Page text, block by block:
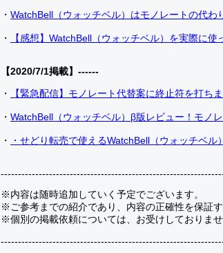
・ WatchBell（ウォッチベル）はモノレートの代
・ 【感想】WatchBell（ウォッチベル）を実際に
【2020/7/1掲載】------
・
【緊急配信】モノレート代替案に終止符を打ち
・ WatchBell（ウォッチベル）β版レビュー！モノ
・ ・せどり転売で使えるWatchBell（ウォッチベ
※内容は随時追加していく予定でございます。
※ご参考までの紹介であり、内容の正確性を保証す
※個別の掲載依頼については、お受けしておりませ